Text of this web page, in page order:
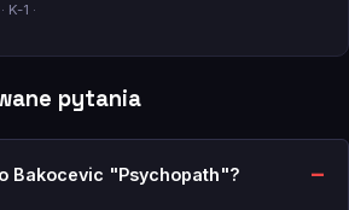
K-1 ·
pytania
Bakocevic "Psychopath"?